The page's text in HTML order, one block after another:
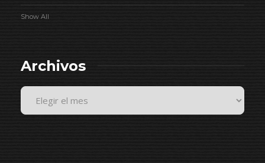
Show All
Archivos